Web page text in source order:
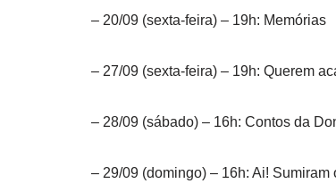
– 20/09 (sexta-feira) – 19h: Memórias
– 27/09 (sexta-feira) – 19h: Querem
– 28/09 (sábado) – 16h: Contos da
– 29/09 (domingo) – 16h: Ai! Sumiram